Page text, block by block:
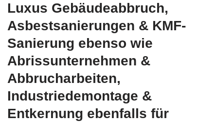
Luxus Gebäudeabbruch,
Asbestsanierungen & KMF-
Sanierung ebenso wie
Abrissunternehmen &
Abbrucharbeiten,
Industriedemontage &
Entkernung ebenfalls für